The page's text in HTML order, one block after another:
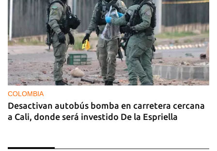
COLOMBIA
Desactivan autobús bomba en carretera cercana
a Cali, donde será investido De la Espriella